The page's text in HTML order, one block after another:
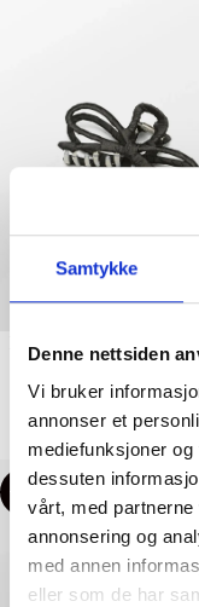
Samtykke
Denne nettsiden
Vi bruker
annonser et
mediefunksjoner
dessuten
vårt, med
annonsering og
med annen
eller som de har
Becksøndergaard –
Hårklype – Black
Hårklype
249,00